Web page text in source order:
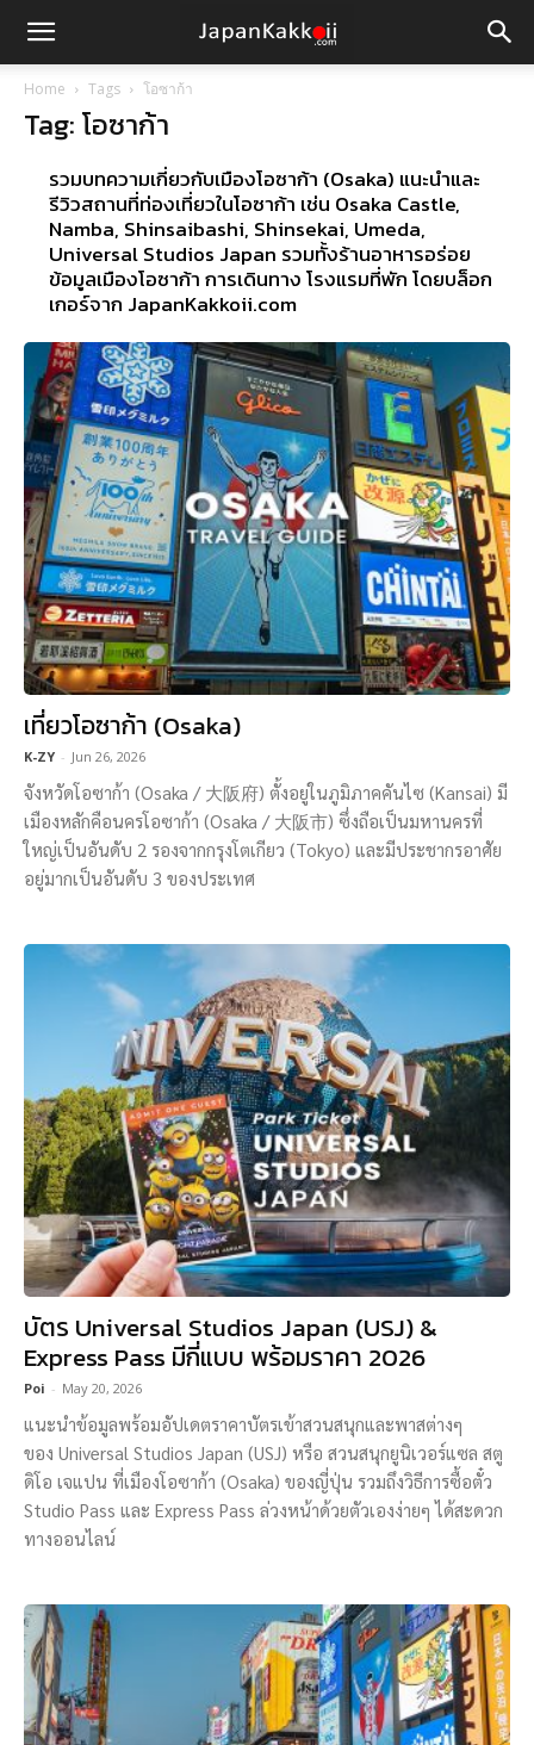
Home Tags โอซาก้า
Tag: โอซาก้า
รวมบทความเกี่ยวกับเมืองโอซาก้า (Osaka) แนะนำและ
รีวิวสถานที่ท่องเที่ยวในโอซาก้า เช่น Osaka Castle,
Namba, Shinsaibashi, Shinsekai, Umeda,
Universal Studios Japan รวมทั้งร้านอาหารอร่อย
ข้อมูลเมืองโอซาก้า การเดินทาง โรงแรมที่พัก โดยบล็อก
เกอร์จาก JapanKakkoii.com
เที่ยวโอซาก้า (Osaka)
K-ZY - Jun 26, 2026
จังหวัดโอซาก้า (Osaka / 大阪府) ตั้งอยู่ในภูมิภาคคันไซ (Kansai) มี
เมืองหลักคือนครโอซาก้า (Osaka / 大阪市) ซึ่งถือเป็นมหานครที่
ใหญ่เป็นอันดับ 2 รองจากกรุงโตเกียว (Tokyo) และมีประชากรอาศัย
อยู่มากเป็นอันดับ 3 ของประเทศ
บัตร Universal Studios Japan (USJ) &
Express Pass มีกี่แบบ พร้อมราคา 2026
Poi - May 20, 2026
แนะนำข้อมูลพร้อมอัปเดตราคาบัตรเข้าสวนสนุกและพาสต่างๆ
ของ Universal Studios Japan (USJ) หรือ สวนสนุกยูนิเวอร์แซล สตู
ดิโอ เจแปน ที่เมืองโอซาก้า (Osaka) ของญี่ปุ่น รวมถึงวิธีการซื้อตั๋ว
Studio Pass และ Express Pass ล่วงหน้าด้วยตัวเองง่ายๆ ได้สะดวก
ทางออนไลน์